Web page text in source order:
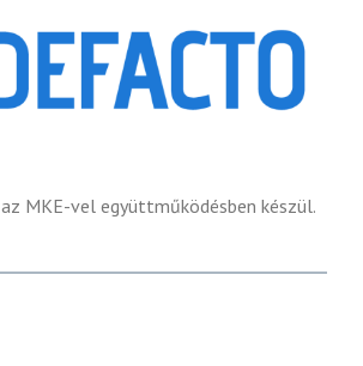
az MKE-vel együttműködésben készül.